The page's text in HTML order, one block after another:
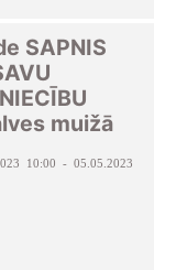
SAPNIS
muižā
10:00 - 05.05.2023